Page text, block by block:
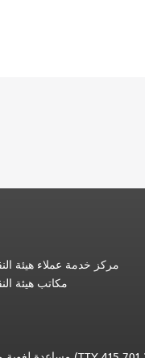
مركز خدمة عملاء هيئة
مكاتب هيئة